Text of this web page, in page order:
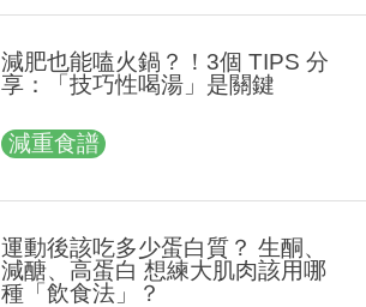
減肥也能嗑火鍋？！3個 TIPS 分
享：「技巧性喝湯」是關鍵
減重食譜
運動後該吃多少蛋白質？ 生酮、
減醣、高蛋白 想練大肌肉該用哪
種「飲食法」？